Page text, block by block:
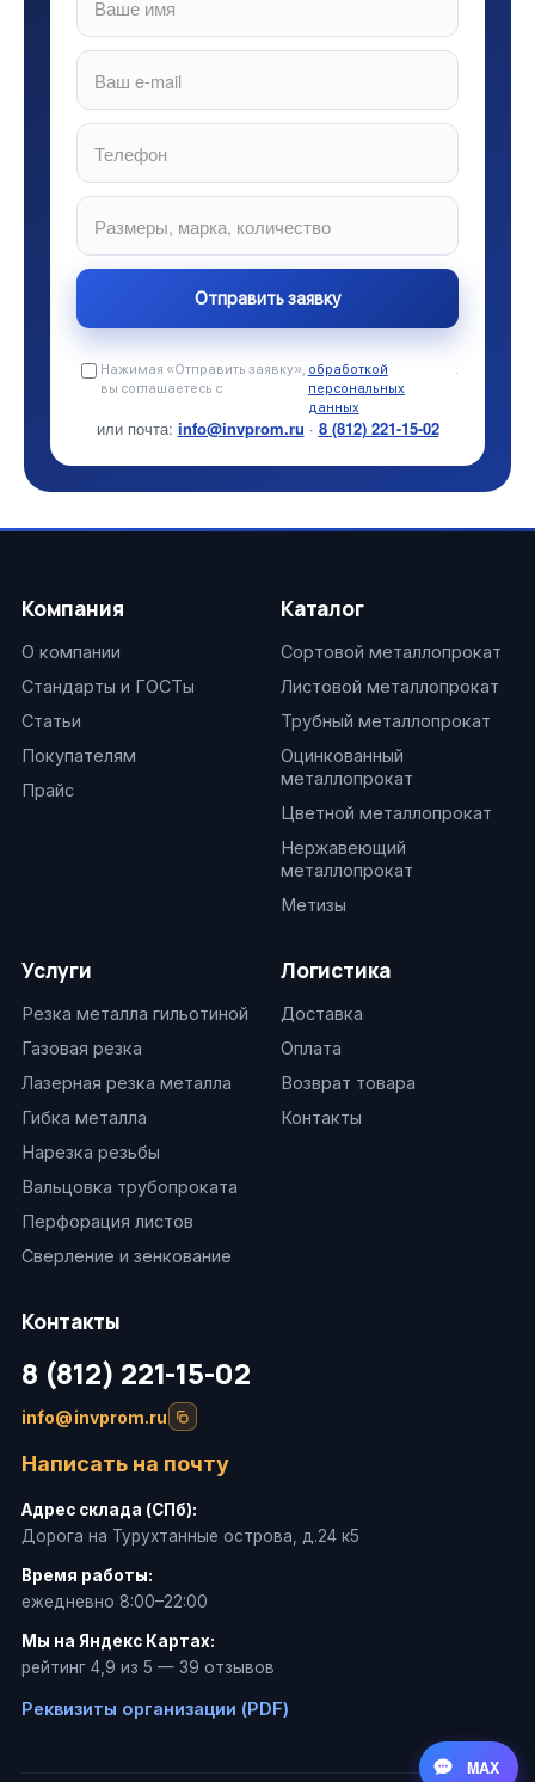
Нажимая «Отправить заявку»,
вы соглашаетесь с
обработкой
персональных
данных
.
или почта: info@invprom.ru · 8 (812) 221-15-02
Компания
О компании
Стандарты и ГОСТы
Статьи
Покупателям
Прайс
Каталог
Сортовой металлопрокат
Листовой металлопрокат
Трубный металлопрокат
Оцинкованный
металлопрокат
Цветной металлопрокат
Нержавеющий
металлопрокат
Метизы
Услуги
Резка металла гильотиной
Газовая резка
Лазерная резка металла
Гибка металла
Нарезка резьбы
Вальцовка трубопроката
Перфорация листов
Сверление и зенкование
Логистика
Доставка
Оплата
Возврат товара
Контакты
Контакты
8 (812) 221-15-02
info@invprom.ru
Написать на почту
Адрес склада (СПб):
Дорога на Турухтанные острова, д.24 к5
Время работы:
ежедневно 8:00–22:00
Мы на Яндекс Картах:
рейтинг 4,9 из 5 — 39 отзывов
Реквизиты организации (PDF)
MAX